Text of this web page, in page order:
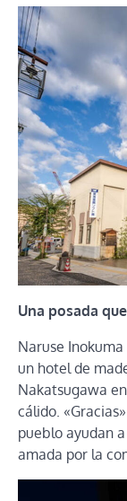
Una posada
Naruse
un hotel de
Nakatsugawa
cálido.
pueblo ayudan
amada por la